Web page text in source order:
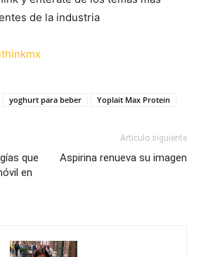
de la industria
yoghurt para beber Yoplait Max Protein
que
en
Artículo siguiente
Aspirina renueva su imagen